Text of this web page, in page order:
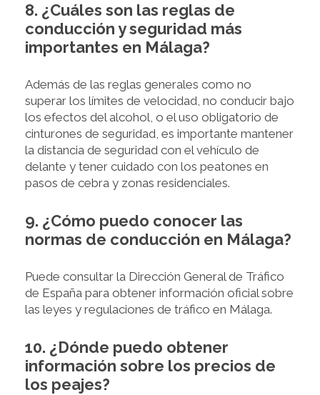
8. ¿Cuáles son las reglas de
conducción y seguridad más
importantes en Málaga?
Además de las reglas generales como no
superar los límites de velocidad, no conducir bajo
los efectos del alcohol, o el uso obligatorio de
cinturones de seguridad, es importante mantener
la distancia de seguridad con el vehículo de
delante y tener cuidado con los peatones en
pasos de cebra y zonas residenciales.
9. ¿Cómo puedo conocer las
normas de conducción en Málaga?
Puede consultar la Dirección General de Tráfico
de España para obtener información oficial sobre
las leyes y regulaciones de tráfico en Málaga.
10. ¿Dónde puedo obtener
información sobre los precios de
los peajes?